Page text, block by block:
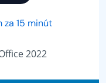
15 minút
2022